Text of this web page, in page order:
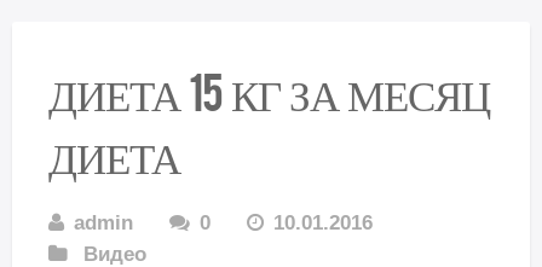
ДИЕТА 15 КГ ЗА МЕСЯЦ
ДИЕТА
admin 0
10.01.2016
Видео